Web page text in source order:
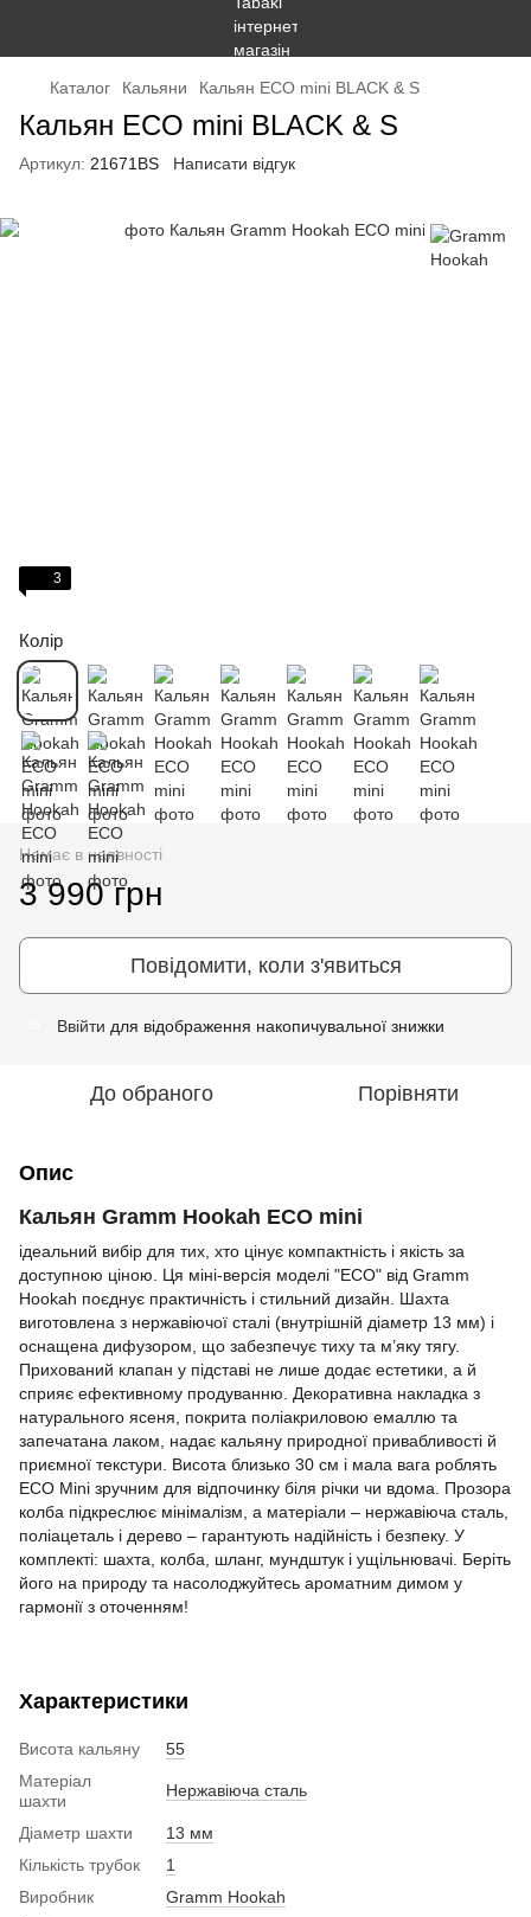
Каталог Кальяни Кальян ECO mini BLACK & S
Кальян ECO mini BLACK & S
Артикул: 21671BS Написати відгук
3
Колір
Немає в наявності
3 990 грн
Повідомити, коли з'явиться
Ввійти для відображення накопичувальної знижки
До обраного Порівняти
Опис
Кальян Gramm Hookah ECO mini
ідеальний вибір для тих, хто цінує компактність і якість за
доступною ціною. Ця міні-версія моделі "ECO" від Gramm
Hookah поєднує практичність і стильний дизайн. Шахта
виготовлена з нержавіючої сталі (внутрішній діаметр 13 мм) і
оснащена дифузором, що забезпечує тиху та м’яку тягу.
Прихований клапан у підставі не лише додає естетики, а й
сприяє ефективному продуванню. Декоративна накладка з
натурального ясеня, покрита поліакриловою емаллю та
запечатана лаком, надає кальяну природної привабливості й
приємної текстури. Висота близько 30 см і мала вага роблять
ECO Mini зручним для відпочинку біля річки чи вдома. Прозора
колба підкреслює мінімалізм, а матеріали – нержавіюча сталь,
поліацеталь і дерево – гарантують надійність і безпеку. У
комплекті: шахта, колба, шланг, мундштук і ущільнювачі. Беріть
його на природу та насолоджуйтесь ароматним димом у
гармонії з оточенням!
Характеристики
Висота кальяну
55
Матеріал
шахти
Нержавіюча сталь
Діаметр шахти
13 мм
Кількість трубок
1
Виробник
Gramm Hookah